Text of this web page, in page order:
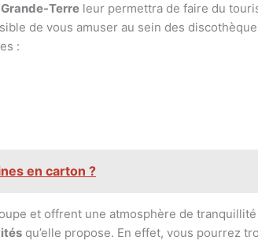
Terre leur permettra de faire du
de vous amuser au sein des
:
en carton ?
et offrent une atmosphère de
qu’elle propose. En effet, vous pourrez